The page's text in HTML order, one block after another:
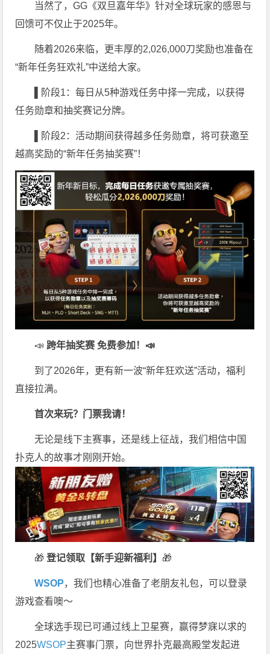
当然了，GG《双旦嘉年华》针对全球玩家的感恩与
回馈可不仅止于2025年。
随着2026来临，更丰厚的2,026,000刀奖励也准备在
“新年任务狂欢礼”中送给大家。
阶段1：每日从5种游戏任务中择一完成，以获得
任务勋章和抽奖赛记分牌。
阶段2：活动期间获得越多任务勋章，将可获邀至
越高奖励的“新年任务抽奖赛”！
📣 跨年抽奖赛 免费参加 ！📣
到了2026年，更有新一波“新年狂欢送”活动，福利
直接拉满。
首次来玩？门票我请！
无论是线下主赛事，还是线上征战，我们相信中国
扑克人的故事才刚刚开始。
🎁 登记领取【新手迎新福利】 🎁
WSOP，我们也精心准备了老朋友礼包，可以登录
游戏查看噢～
全球选手现已可通过线上卫星赛，赢得梦寐以求的
2025WSOP主赛事门票，向世界扑克最高殿堂发起进